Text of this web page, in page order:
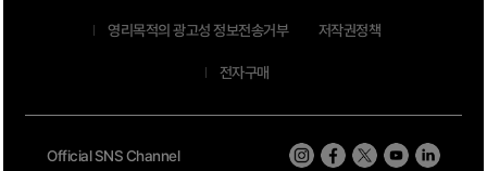
Official SNS Channel
영리목적의 광고성 정보전송거부 저작권정책
전자구매